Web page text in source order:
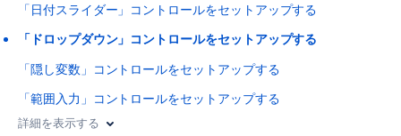
「日付スライダー」コントロールをセットアップする
「ドロップダウン」コントロールをセットアップする
「隠し変数」コントロールをセットアップする
「範囲入力」コントロールをセットアップする
詳細を表示する